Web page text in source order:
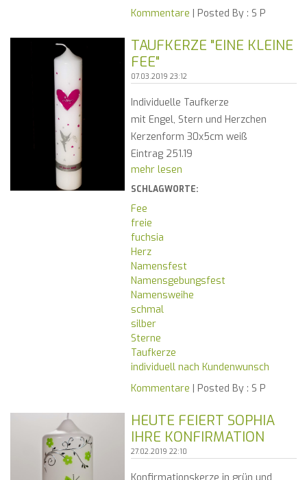
Kommentare | Posted By : S P
TAUFKERZE "EINE KLEINE
FEE"
07.03.2019 23:12
Individuelle Taufkerze
mit Engel, Stern und Herzchen
Kerzenform 30x5cm weiß
Eintrag 251.19
mehr lesen
SCHLAGWORTE:
Fee
freie
fuchsia
Herz
Namensfest
Namensgebungsfest
Namensweihe
schmal
silber
Sterne
Taufkerze
individuell nach Kundenwunsch
Kommentare | Posted By : S P
HEUTE FEIERT SOPHIA
IHRE KONFIRMATION
27.02.2019 22:10